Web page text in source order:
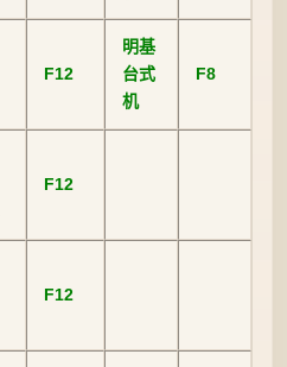
F12
明基
台式
机
F8
F12
F12